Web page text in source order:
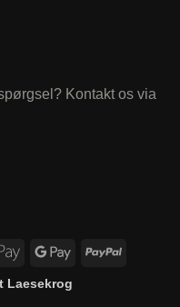
Kontakt os via
Apple
Google
PayPal
Laesekrog